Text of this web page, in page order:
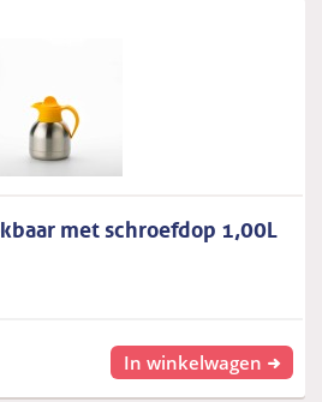
met schroefdop 1,00L
In winkelwagen